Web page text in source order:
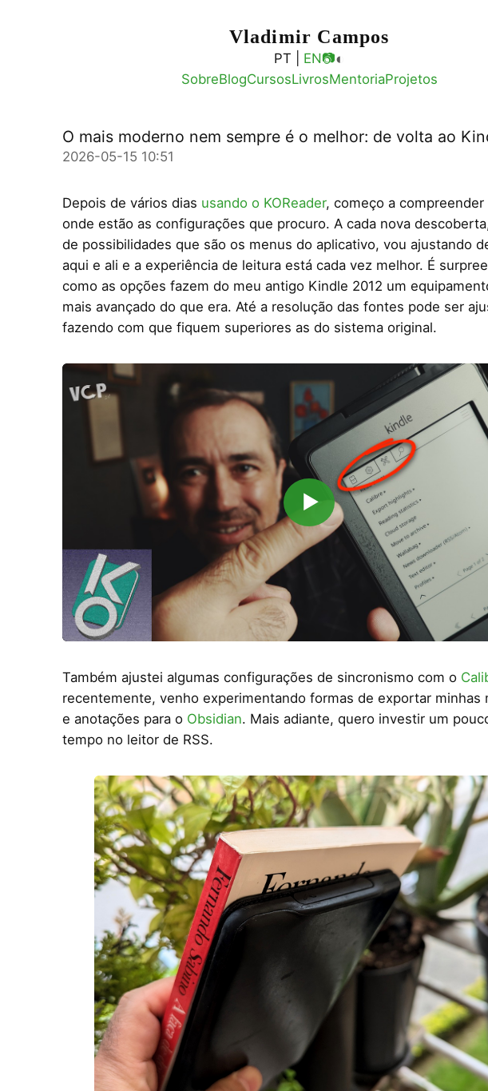
Vladimir Campos
PT | EN📷◐
SobreBlogCursosLivrosMentoriaProjetos
O mais moderno nem sempre é o melhor: de volta ao
2026-05-15 10:51
Depois de vários dias usando o KOReader, começo a compreender
onde estão as configurações que procuro. A cada nova
de possibilidades que são os menus do aplicativo, vou ajustando
aqui e ali e a experiência de leitura está cada vez melhor. É
como as opções fazem do meu antigo Kindle 2012 um
mais avançado do que era. Até a resolução das fontes pode ser
fazendo com que fiquem superiores as do sistema original.
▶
Também ajustei algumas configurações de sincronismo com o
recentemente, venho experimentando formas de exportar minhas
e anotações para o Obsidian. Mais adiante, quero investir um
tempo no leitor de RSS.